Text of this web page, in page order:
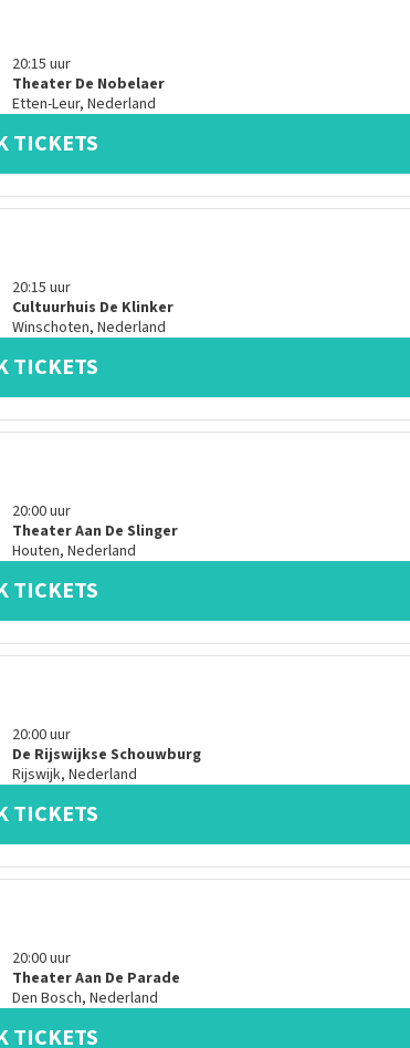
20:15 uur
Theater De Nobelaer
Etten-Leur, Nederland
TICKETS
20:15 uur
Cultuurhuis De Klinker
Winschoten, Nederland
TICKETS
20:00uur
Theater Aan De Slinger
Houten, Nederland
TICKETS
20:00uur
De Rijswijkse Schouwburg
Rijswijk, Nederland
TICKETS
20:00uur
Theater Aan De Parade
Den Bosch, Nederland
TICKETS